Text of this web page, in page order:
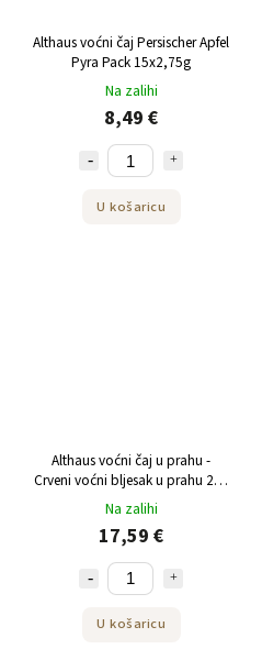
Althaus voćni čaj Persischer Apfel
Pyra Pack 15x2,75g
Na zalihi
8,49 €
U košaricu
Althaus voćni čaj u prahu -
Crveni voćni bljesak u prahu 250
Na zalihi
17,59 €
U košaricu